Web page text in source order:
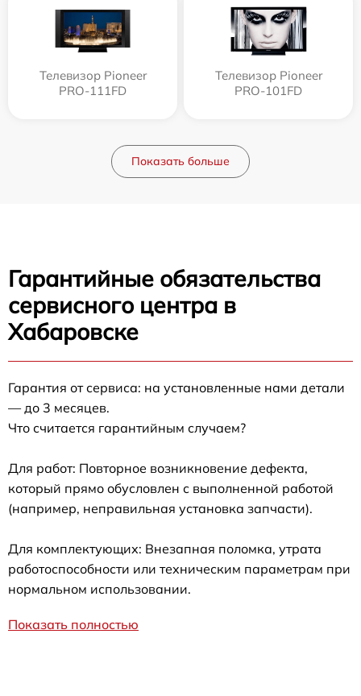
Телевизор Pioneer
PRO-111FD
Телевизор Pioneer
PRO-101FD
Показать больше
Гарантийные обязательства
сервисного центра в
Хабаровске
Гарантия от сервиса: на установленные нами детали
— до 3 месяцев.
Что считается гарантийным случаем?
Для работ: Повторное возникновение дефекта,
который прямо обусловлен с выполненной работой
(например, неправильная установка запчасти).
Для комплектующих: Внезапная поломка, утрата
работоспособности или техническим параметрам при
нормальном использовании.
Показать полностью